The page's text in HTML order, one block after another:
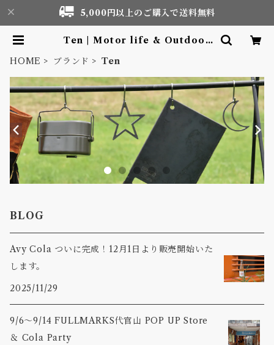
5,000円以上のご購入で送料無料
Ten | Motor life & Outdoor
HOME ブランド Ten
BLOG
Avy Cola ついに完成！12月1日より販売開始いた
します。
2025/11/29
9/6〜9/14 FULLMARKS代官山 POP UP Store
＆ Cola Party